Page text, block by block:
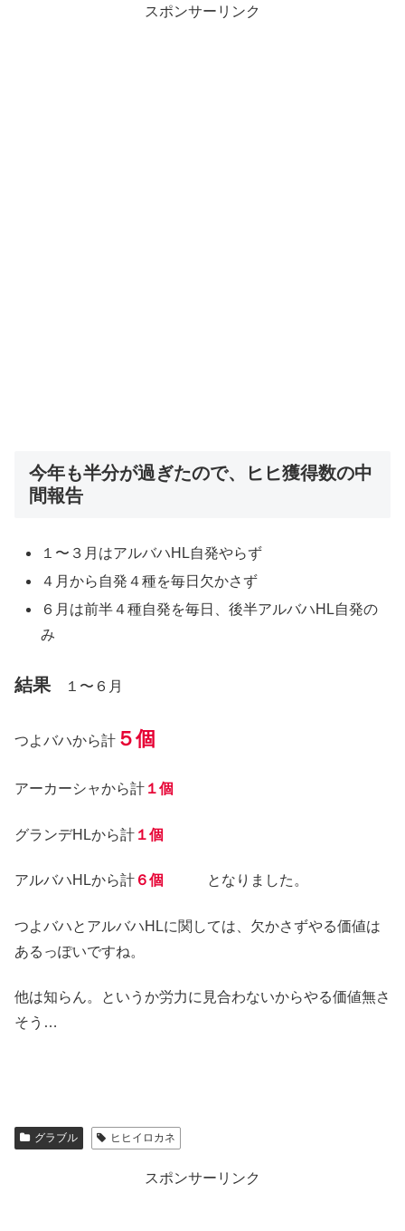
スポンサーリンク
今年も半分が過ぎたので、ヒヒ獲得数の中
間報告
１〜３月はアルバハHL自発やらず
４月から自発４種を毎日欠かさず
６月は前半４種自発を毎日、後半アルバハHL自発の
み
結果 １〜６月
つよバハから計 ５個
アーカーシャから計 １個
グランデHLから計 １個
アルバハHLから計 ６個 となりました。
つよバハとアルバハHLに関しては、欠かさずやる価値は
あるっぽいですね。
他は知らん。というか労力に見合わないからやる価値無さ
そう…
グラブル ヒヒイロカネ
スポンサーリンク